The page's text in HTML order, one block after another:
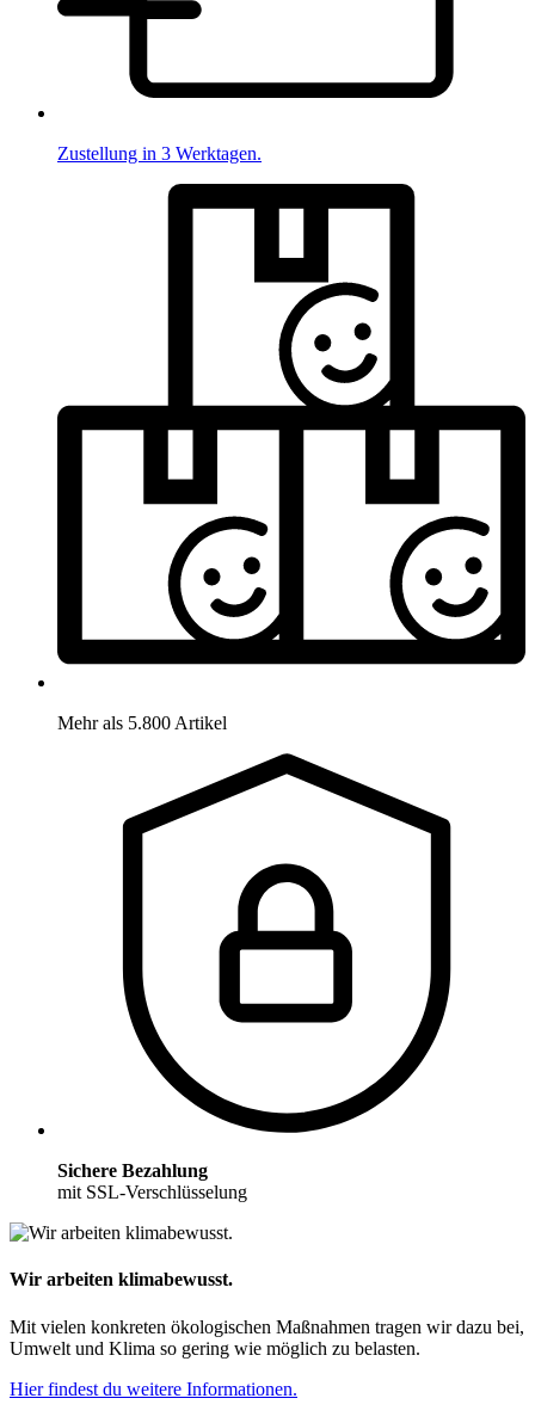
Zustellung in 3 Werktagen.
Mehr als 5.800 Artikel
Sichere Bezahlung
mit SSL-Verschlüsselung
Wir arbeiten klimabewusst.
Mit vielen konkreten ökologischen Maßnahmen tragen wir dazu bei,
Umwelt und Klima so gering wie möglich zu belasten.
Hier findest du weitere Informationen.